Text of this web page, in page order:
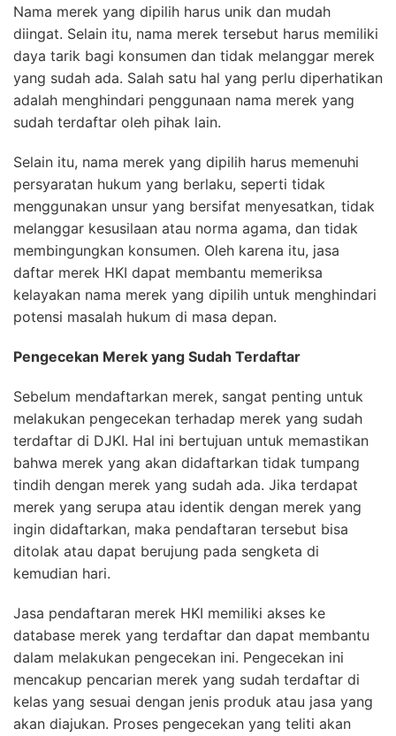
Nama merek yang dipilih harus unik dan mudah
diingat. Selain itu, nama merek tersebut harus memiliki
daya tarik bagi konsumen dan tidak melanggar merek
yang sudah ada. Salah satu hal yang perlu diperhatikan
adalah menghindari penggunaan nama merek yang
sudah terdaftar oleh pihak lain.
Selain itu, nama merek yang dipilih harus memenuhi
persyaratan hukum yang berlaku, seperti tidak
menggunakan unsur yang bersifat menyesatkan, tidak
melanggar kesusilaan atau norma agama, dan tidak
membingungkan konsumen. Oleh karena itu, jasa
daftar merek HKI dapat membantu memeriksa
kelayakan nama merek yang dipilih untuk menghindari
potensi masalah hukum di masa depan.
Pengecekan Merek yang Sudah Terdaftar
Sebelum mendaftarkan merek, sangat penting untuk
melakukan pengecekan terhadap merek yang sudah
terdaftar di DJKI. Hal ini bertujuan untuk memastikan
bahwa merek yang akan didaftarkan tidak tumpang
tindih dengan merek yang sudah ada. Jika terdapat
merek yang serupa atau identik dengan merek yang
ingin didaftarkan, maka pendaftaran tersebut bisa
ditolak atau dapat berujung pada sengketa di
kemudian hari.
Jasa pendaftaran merek HKI memiliki akses ke
database merek yang terdaftar dan dapat membantu
dalam melakukan pengecekan ini. Pengecekan ini
mencakup pencarian merek yang sudah terdaftar di
kelas yang sesuai dengan jenis produk atau jasa yang
akan diajukan. Proses pengecekan yang teliti akan